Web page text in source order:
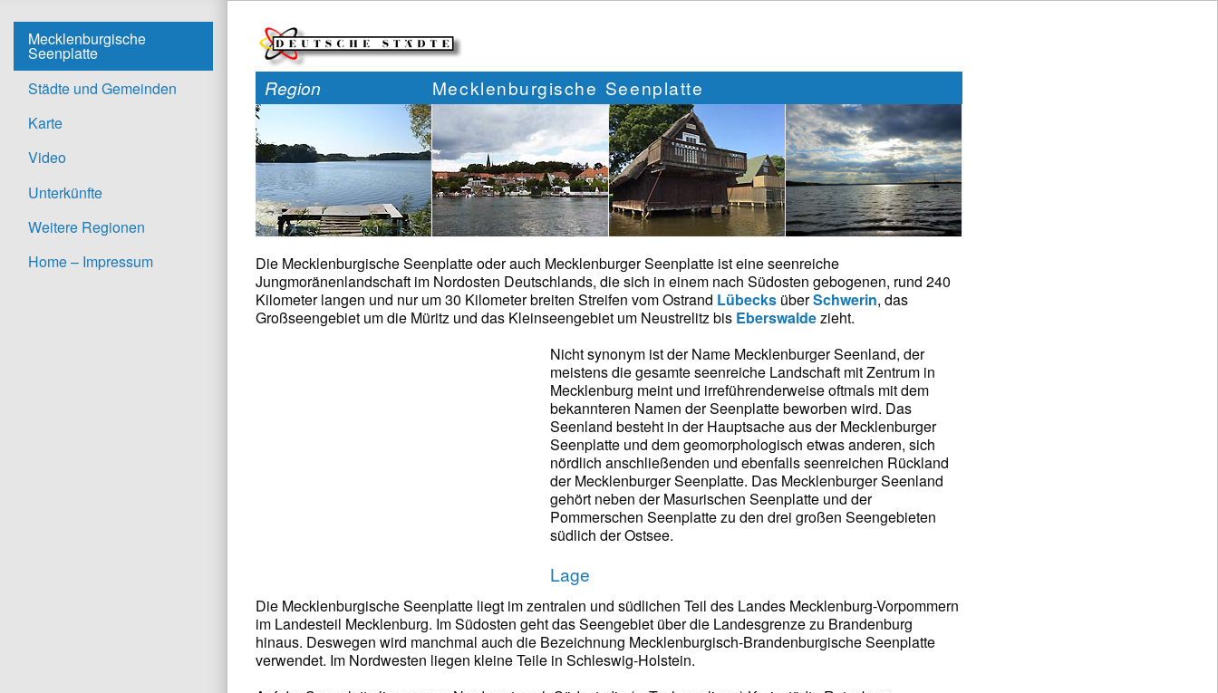
Mecklenburgische
Seenplatte
Städte und Gemeinden
Karte
Video
Unterkünfte
Weitere Regionen
Home – Impressum
Region Mecklenburgische Seenplatte
Die Mecklenburgische Seenplatte oder auch Mecklenburger Seenplatte ist eine seenreiche
Jungmoränenlandschaft im Nordosten Deutschlands, die sich in einem nach Südosten gebogenen, rund 240
Kilometer langen und nur um 30 Kilometer breiten Streifen vom Ostrand Lübecks überSchwerin, das
Großseengebiet um die Müritz und das Kleinseengebiet um Neustrelitz bis Eberswaldezieht.
Nicht synonym ist der Name Mecklenburger Seenland, der
meistens die gesamte seenreiche Landschaft mit Zentrum in
Mecklenburg meint und irreführenderweise oftmals mit dem
bekannteren Namen der Seenplatte beworben wird. Das
Seenland besteht in der Hauptsache aus der Mecklenburger
Seenplatte und dem geomorphologisch etwas anderen, sich
nördlich anschließenden und ebenfalls seenreichen Rückland
der Mecklenburger Seenplatte. Das Mecklenburger Seenland
gehört neben der Masurischen Seenplatte und der
Pommerschen Seenplatte zu den drei großen Seengebieten
südlich der Ostsee.
Lage
Die Mecklenburgische Seenplatte liegt im zentralen und südlichen Teil des Landes Mecklenburg-Vorpommern
im Landesteil Mecklenburg. Im Südosten geht das Seengebiet über die Landesgrenze zu Brandenburg
hinaus. Deswegen wird manchmal auch die Bezeichnung Mecklenburgisch-Brandenburgische Seenplatte
verwendet. Im Nordwesten liegen kleine Teile in Schleswig-Holstein.